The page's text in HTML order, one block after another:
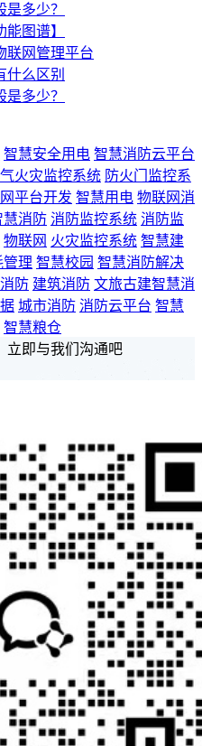
多少？
图谱】
联网管理平台
什么区别
多少？
智慧安全用电 智慧消防云平台
火灾监控系统 防火门监控系
平台开发 智慧用电 物联网消
慧消防 消防监控系统 消防监
物联网 火灾监控系统 智慧建
管理 智慧校园 智慧消防解决
防 建筑消防 文旅古建智慧消
城市消防 消防云平台 智慧
智慧粮仓
立即与我们沟通吧